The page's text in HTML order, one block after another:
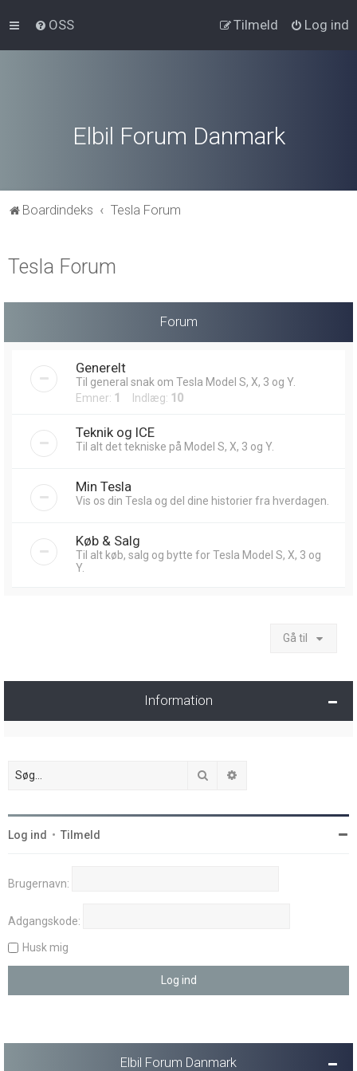
OSS Log ind
Tilmeld
Elbil Forum Danmark
Boardindeks Tesla Forum
Tesla Forum
Forum
Generelt
Til general snak om Tesla Model S, X, 3 og Y.
Emner: 1 Indlæg: 10
Teknik og ICE
Til alt det tekniske på Model S, X, 3 og Y.
Min Tesla
Vis os din Tesla og del dine historier fra hverdagen.
Køb & Salg
Til alt køb, salg og bytte for Tesla Model S, X, 3 og
Y.
Gå til
Information
Søg
Log ind • Tilmeld
Brugernavn:
Adgangskode:
Husk mig
Elbil Forum Danmark